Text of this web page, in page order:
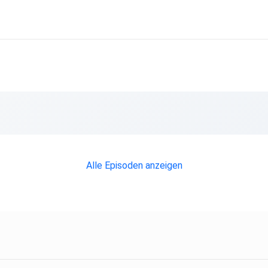
Alle Episoden anzeigen